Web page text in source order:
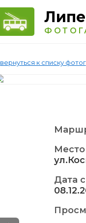
вернуться к списку
Дата